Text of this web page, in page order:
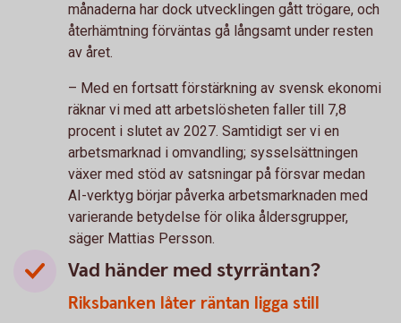
månaderna har dock utvecklingen gått trögare, och
återhämtning förväntas gå långsamt under resten
av året.
– Med en fortsatt förstärkning av svensk ekonomi
räknar vi med att arbetslösheten faller till 7,8
procent i slutet av 2027. Samtidigt ser vi en
arbetsmarknad i omvandling; sysselsättningen
växer med stöd av satsningar på försvar medan
AI-verktyg börjar påverka arbetsmarknaden med
varierande betydelse för olika åldersgrupper,
säger Mattias Persson.
Vad händer med styrräntan?
Riksbanken låter räntan ligga still